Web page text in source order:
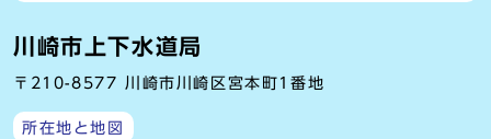
川崎市上下水道局
〒210-8577 川崎市川崎区宮本町1番地
所在地と地図